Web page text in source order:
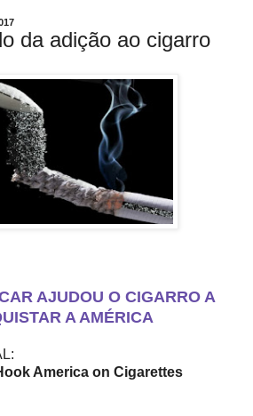
da adição ao cigarro
AJUDOU O CIGARRO A
A AMÉRICA
America on Cigarettes